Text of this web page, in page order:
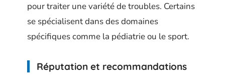
pour traiter une variété de troubles. Certains
se spécialisent dans des domaines
spécifiques comme la pédiatrie ou le sport.
Réputation et recommandations